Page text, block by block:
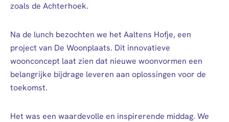
zoals de Achterhoek.
Na de lunch bezochten we het Aaltens Hofje, een
project van De Woonplaats. Dit innovatieve
woonconcept laat zien dat nieuwe woonvormen een
belangrijke bijdrage leveren aan oplossingen voor de
toekomst.
Het was een waardevolle en inspirerende middag. We